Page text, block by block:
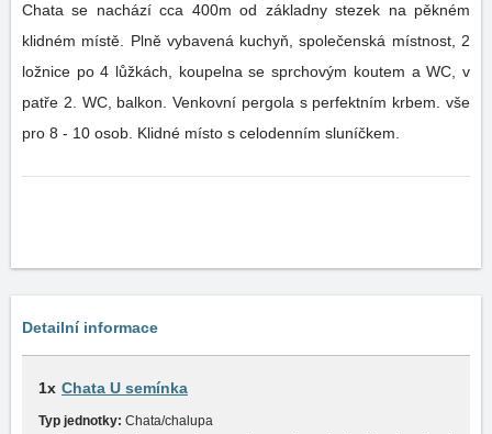
Chata se nachází cca 400m od základny stezek na pěkném
klidném místě. Plně vybavená kuchyň, společenská místnost, 2
ložnice po 4 lůžkách, koupelna se sprchovým koutem a WC, v
patře 2. WC, balkon. Venkovní pergola s perfektním krbem. vše
pro 8 - 10 osob. Klidné místo s celodenním sluníčkem.
Detailní informace
1x Chata U semínka
Typ jednotky: Chata/chalupa